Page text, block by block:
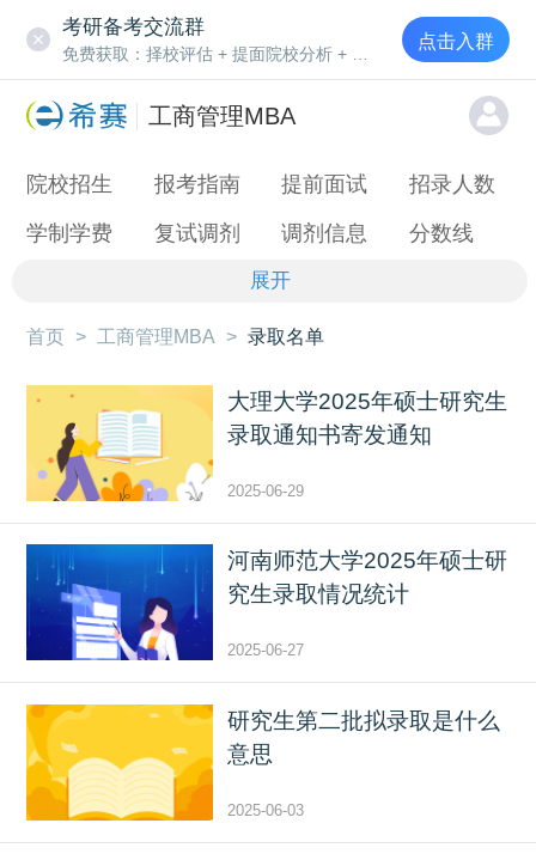
考研备考交流群
点击入群
工商管理MBA
院校招生 报考指南 提前面试 招录人数
学制学费 复试调剂 调剂信息 分数线
展开
首页 > 工商管理MBA > 录取名单
大理大学2025年硕士研究生
录取通知书寄发通知
2025-06-29
河南师范大学2025年硕士研
究生录取情况统计
2025-06-27
研究生第二批拟录取是什么
意思
2025-06-03